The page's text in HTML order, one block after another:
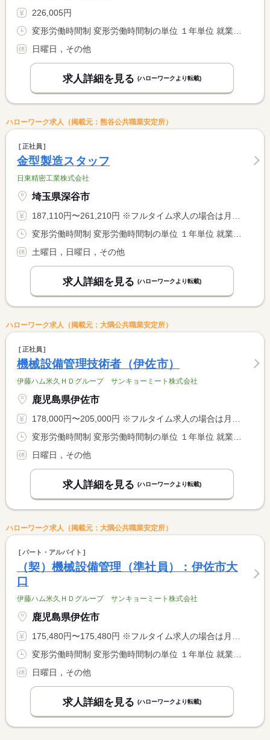
226,005円
日曜日，その他
求人詳細を見る (ハローワークより転載)
ハローワーク求人（掲載元：熊谷公共職業安定所）
正社員
金型製造スタッフ
日東精密工業株式会社
埼玉県深谷市
187,110円〜261,210円 ※フルタイム求人の場合は月額（換算額）、パート求人の場合は時間額を表示しています。
土曜日，日曜日，その他
求人詳細を見る (ハローワークより転載)
ハローワーク求人（掲載元：大隅公共職業安定所）
正社員
機械設備管理技術者（伊佐市）
伊藤ハム米久ＨＤグループ サンキョーミート株式会社
鹿児島県伊佐市
178,000円〜205,000円 ※フルタイム求人の場合は月額（換算額）、パート求人の場合は時間額を表示しています。
日曜日，その他
求人詳細を見る (ハローワークより転載)
ハローワーク求人（掲載元：大隅公共職業安定所）
パート・アルバイト
（契）機械設備管理（準社員）：伊佐市大
口
伊藤ハム米久ＨＤグループ サンキョーミート株式会社
鹿児島県伊佐市
175,480円〜175,480円 ※フルタイム求人の場合は月額（換算額）、パート求人の場合は時間額を表示しています。
日曜日，その他
求人詳細を見る (ハローワークより転載)